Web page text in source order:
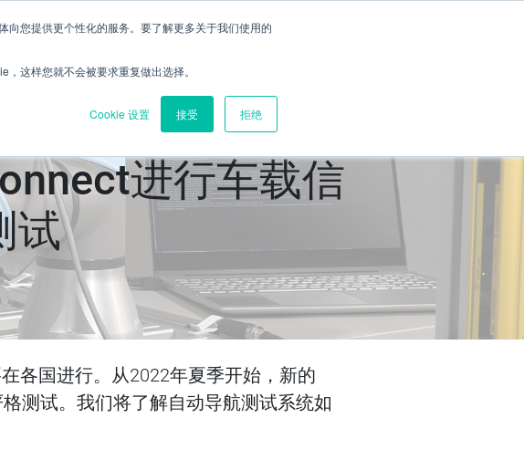
您提供更个性化的服务。要了解更多关于我们使用的
这样您就不会被要求重复做出选择。
Cookie 设置 接受 拒绝
进行车载信
试
各国进行。从2022年夏季开始，新的
测试。我们将了解自动导航测试系统如